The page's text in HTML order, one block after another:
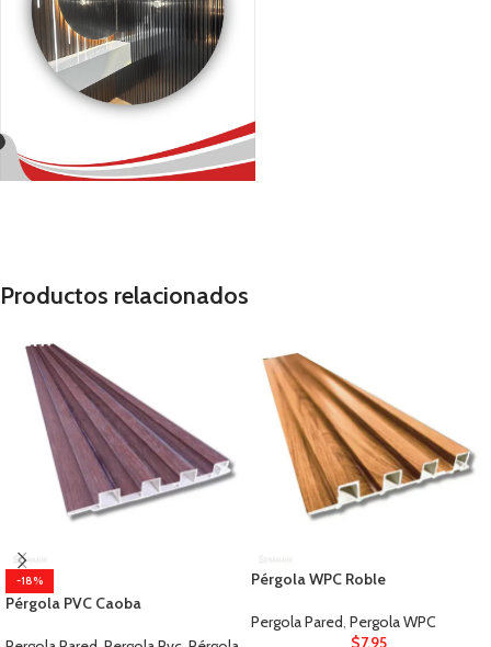
Productos relacionados
-18%
Pérgola PVC Caoba
Pérgola WPC Roble
Pergola Pared Pergola WPC
$7.95